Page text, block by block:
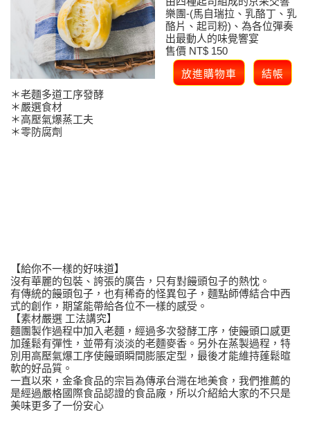
樂團-(馬自瑞拉、乳酪丁、乳
酪片、起司粉)、為各位彈奏
出最動人的味覺響宴
售價 NT$ 150
＊老麵多道工序發酵
＊嚴選食材
＊高壓氣爆蒸工夫
＊零防腐劑
【給你不一樣的好味道】
沒有華麗的包裝、誇張的廣告，只有對饅頭包子的熱忱。
有傳統的饅頭包子，也有稀奇的怪異包子，麵點師傅結合中西
式的創作，期望能帶給各位不一樣的感受。
【素材嚴選 工法講究】
麵團製作過程中加入老麵，經過多次發酵工序，使饅頭口感更
加蓬鬆有彈性，並帶有淡淡的老麵麥香。另外在蒸製過程，特
別用高壓氣爆工序使饅頭瞬間膨脹定型，最後才能維持蓬鬆暄
軟的好品質。
一直以來，金夆食品的宗旨為傳承台灣在地美食，我們推薦的
是經過嚴格國際食品認證的食品廠，所以介紹給大家的不只是
美味更多了一份安心